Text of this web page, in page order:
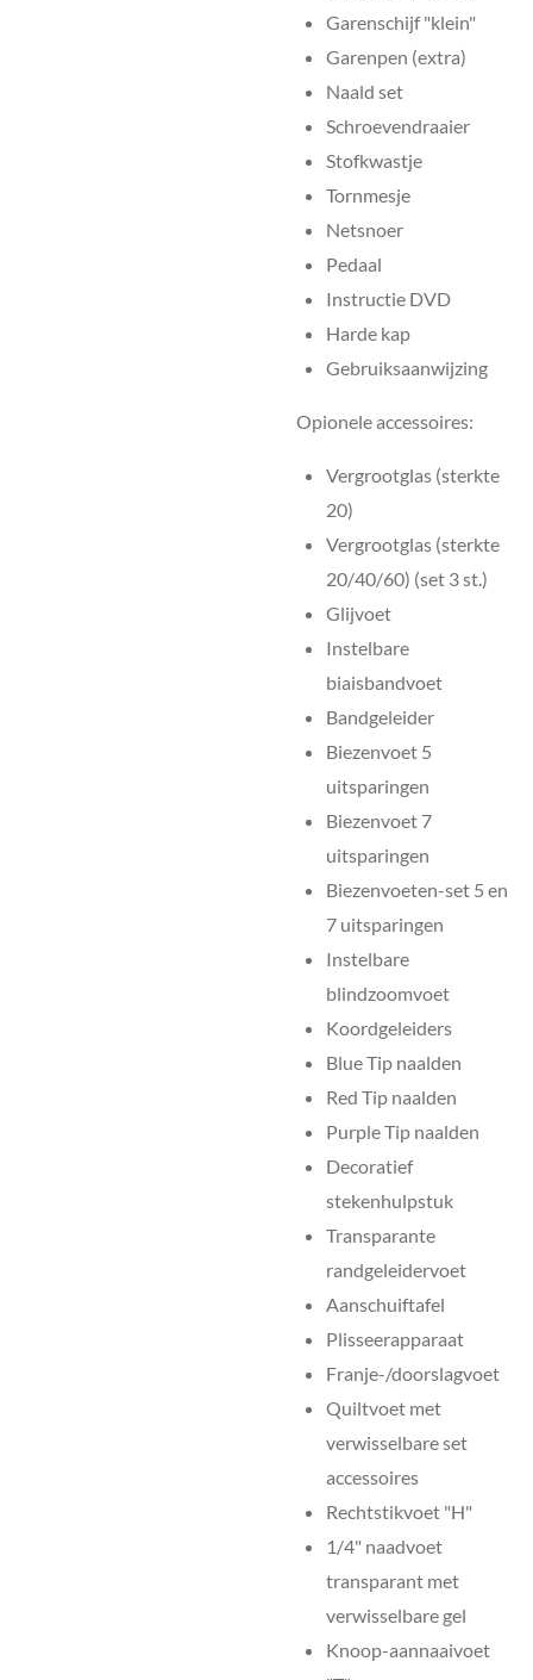
Garenschijf "klein"
Garenpen (extra)
Naald set
Schroevendraaier
Stofkwastje
Tornmesje
Netsnoer
Pedaal
Instructie DVD
Harde kap
Gebruiksaanwijzing
Opionele accessoires:
Vergrootglas (sterkte
20)
Vergrootglas (sterkte
20/40/60) (set 3 st.)
Glijvoet
Instelbare
biaisbandvoet
Bandgeleider
Biezenvoet 5
uitsparingen
Biezenvoet 7
uitsparingen
Biezenvoeten-set 5 en
7 uitsparingen
Instelbare
blindzoomvoet
Koordgeleiders
Blue Tip naalden
Red Tip naalden
Purple Tip naalden
Decoratief
stekenhulpstuk
Transparante
randgeleidervoet
Aanschuiftafel
Plisseerapparaat
Franje-/doorslagvoet
Quiltvoet met
verwisselbare set
accessoires
Rechtstikvoet "H"
1/4" naadvoet
transparant met
verwisselbare gel
Knoop-aannaaivoet